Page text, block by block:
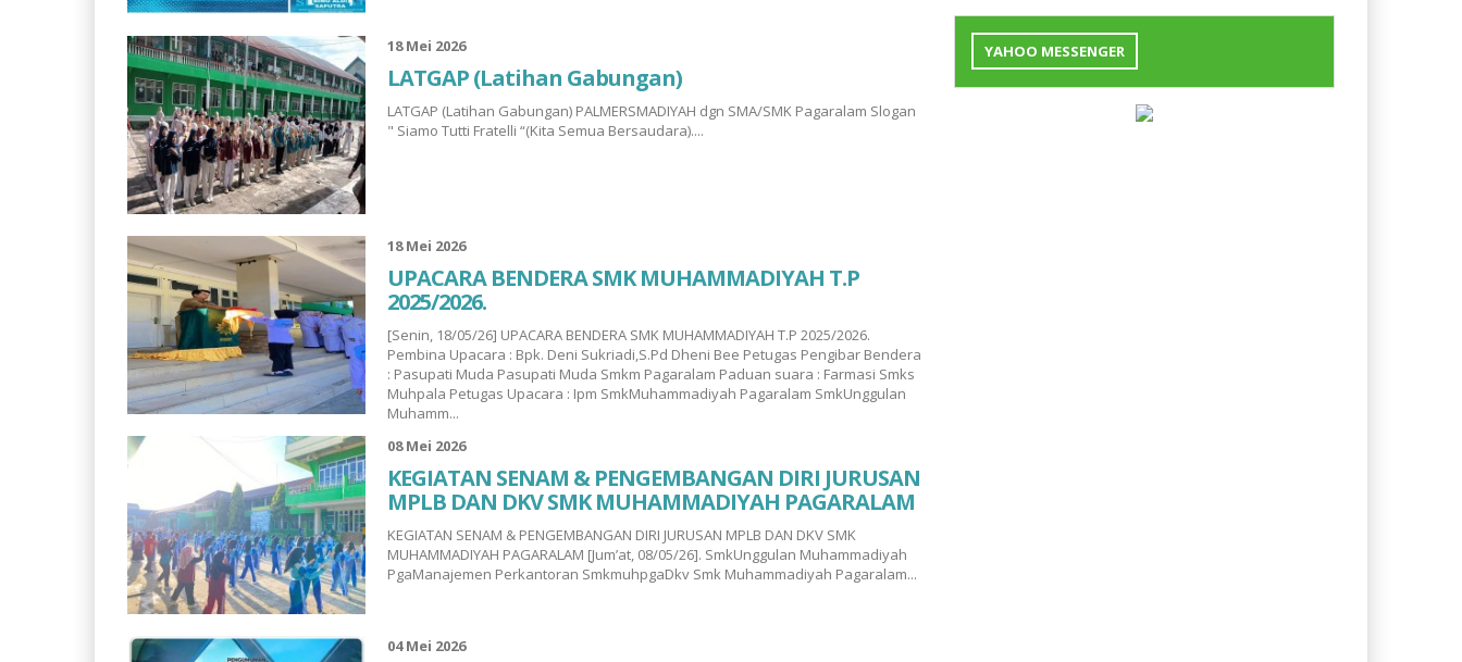
18 Mei 2026
LATGAP (Latihan Gabungan)
LATGAP (Latihan Gabungan) PALMERSMADIYAH dgn SMA/SMK Pagaralam Slogan
" Siamo Tutti Fratelli “(Kita Semua Bersaudara)....
18 Mei 2026
UPACARA BENDERA SMK MUHAMMADIYAH T.P
2025/2026.
[Senin, 18/05/26] UPACARA BENDERA SMK MUHAMMADIYAH T.P 2025/2026.
Pembina Upacara : Bpk. Deni Sukriadi,S.Pd Dheni Bee Petugas Pengibar Bendera
: Pasupati Muda Pasupati Muda Smkm Pagaralam Paduan suara : Farmasi Smks
Muhpala Petugas Upacara : Ipm SmkMuhammadiyah Pagaralam SmkUnggulan
Muhamm...
08 Mei 2026
KEGIATAN SENAM & PENGEMBANGAN DIRI JURUSAN
MPLB DAN DKV SMK MUHAMMADIYAH PAGARALAM
KEGIATAN SENAM & PENGEMBANGAN DIRI JURUSAN MPLB DAN DKV SMK
MUHAMMADIYAH PAGARALAM [Jum’at, 08/05/26]. SmkUnggulan Muhammadiyah
PgaManajemen Perkantoran SmkmuhpgaDkv Smk Muhammadiyah Pagaralam...
04 Mei 2026
YAHOO MESSENGER